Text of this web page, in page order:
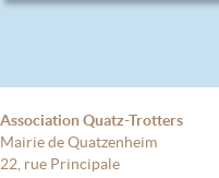
Association Quatz-Trotters
Mairie de Quatzenheim
22, rue Principale